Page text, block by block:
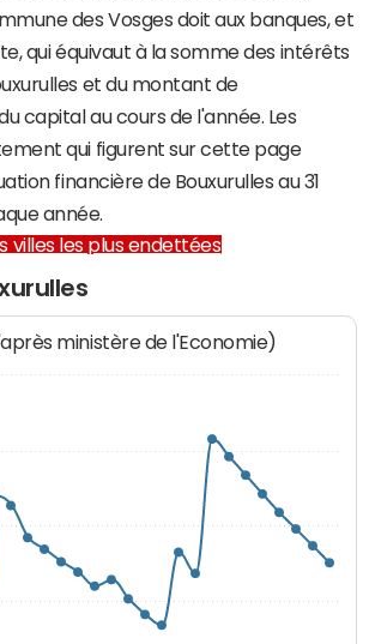
des Vosges doit aux banques, et
qui équivaut à la somme des intérêts
et du montant de
capital au cours de l'année. Les
qui figurent sur cette page
financière de Bouxurulles au 31
année.
villes les plus endettées
ministère de l'Economie)